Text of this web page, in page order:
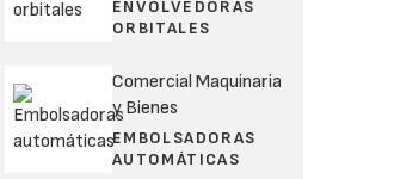
ENVOLVEDORAS
ORBITALES
Comercial Maquinaria
y Bienes
EMBOLSADORAS
AUTOMÁTICAS